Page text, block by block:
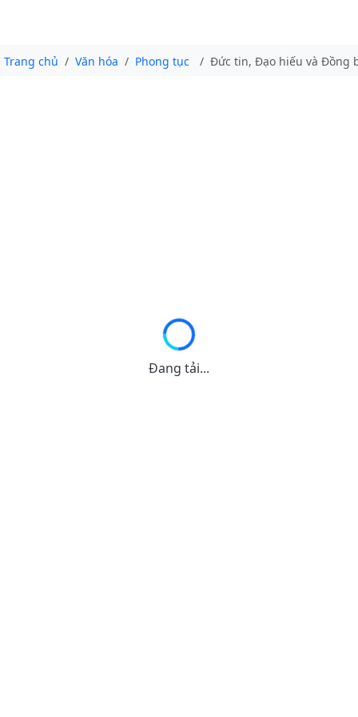
Trang chủ Văn hóa Phong tục Đức tin, Đạo hiếu và Đồng
Đang tải...